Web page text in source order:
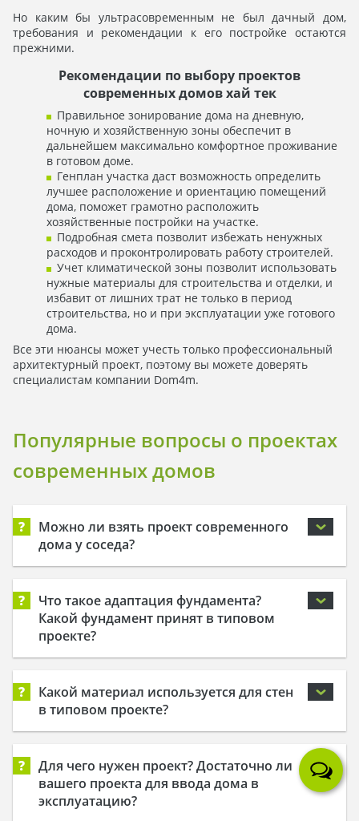
Но каким бы ультрасовременным не был дачный дом,
требования и рекомендации к его постройке остаются
прежними.
Рекомендации по выбору проектов
современных домов хай тек
Правильное зонирование дома на дневную,
ночную и хозяйственную зоны обеспечит в
дальнейшем максимально комфортное проживание
в готовом доме.
Генплан участка даст возможность определить
лучшее расположение и ориентацию помещений
дома, поможет грамотно расположить
хозяйственные постройки на участке.
Подробная смета позволит избежать ненужных
расходов и проконтролировать работу строителей.
Учет климатической зоны позволит использовать
нужные материалы для строительства и отделки, и
избавит от лишних трат не только в период
строительства, но и при эксплуатации уже готового
дома.
Все эти нюансы может учесть только профессиональный
архитектурный проект, поэтому вы можете доверять
специалистам компании Dom4m.
Популярные вопросы о проектах
современных домов
?
Можно ли взять проект современного
дома у соседа?
?
Что такое адаптация фундамента?
Какой фундамент принят в типовом
проекте?
?
Какой материал используется для стен
в типовом проекте?
?
Для чего нужен проект? Достаточно ли
вашего проекта для ввода дома в
эксплуатацию?